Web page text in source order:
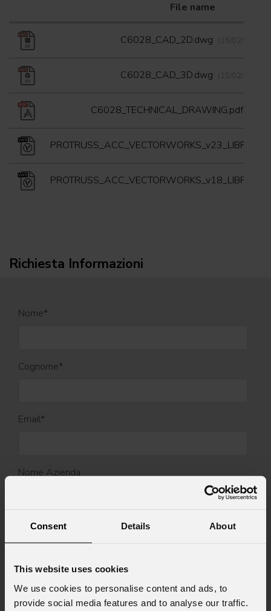
Consent Details About
This website uses cookies
We use cookies to personalise content and ads, to
provide social media features and to analyse our traffic.
File name
C6028_CAD_2D.dwg (15/02/2023)
C6028_CAD_3D.dwg (15/02/2023)
C6028_TECHNICAL_DRAWING.pdf
Richiesta Informazioni
Nome*
Cognome*
Email*
Nome Azienda
Stato*